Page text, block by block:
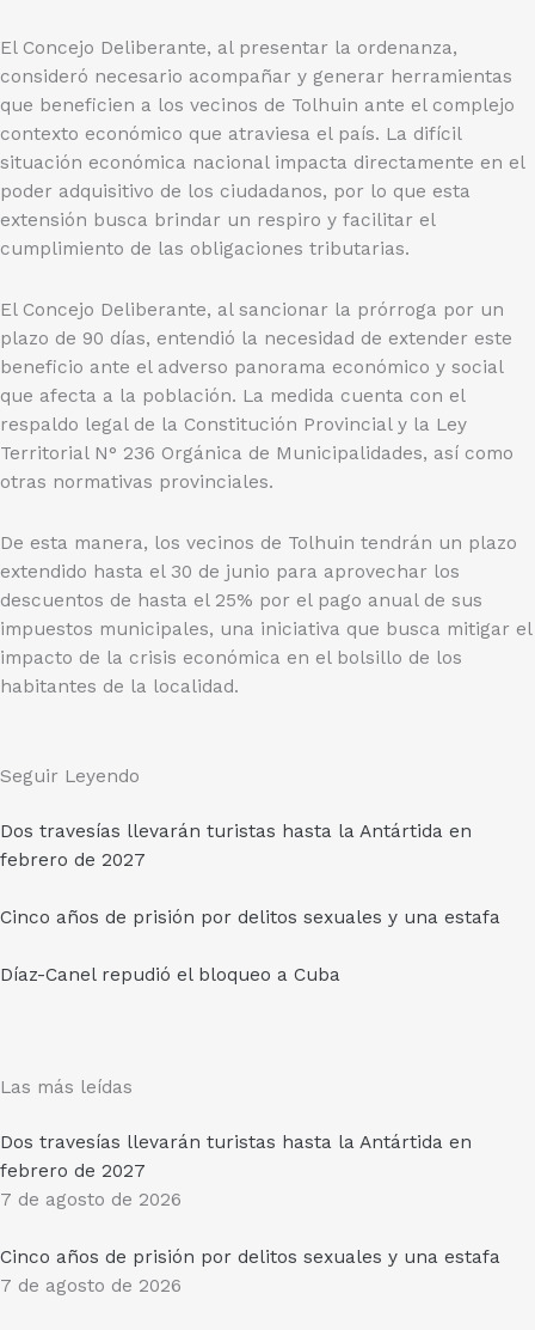
El Concejo Deliberante, al presentar la ordenanza,
consideró necesario acompañar y generar herramientas
que beneficien a los vecinos de Tolhuin ante el complejo
contexto económico que atraviesa el país. La difícil
situación económica nacional impacta directamente en el
poder adquisitivo de los ciudadanos, por lo que esta
extensión busca brindar un respiro y facilitar el
cumplimiento de las obligaciones tributarias.
El Concejo Deliberante, al sancionar la prórroga por un
plazo de 90 días, entendió la necesidad de extender este
beneficio ante el adverso panorama económico y social
que afecta a la población. La medida cuenta con el
respaldo legal de la Constitución Provincial y la Ley
Territorial N° 236 Orgánica de Municipalidades, así como
otras normativas provinciales.
De esta manera, los vecinos de Tolhuin tendrán un plazo
extendido hasta el 30 de junio para aprovechar los
descuentos de hasta el 25% por el pago anual de sus
impuestos municipales, una iniciativa que busca mitigar el
impacto de la crisis económica en el bolsillo de los
habitantes de la localidad.
Seguir Leyendo
Dos travesías llevarán turistas hasta la Antártida en
febrero de 2027
Cinco años de prisión por delitos sexuales y una estafa
Díaz-Canel repudió el bloqueo a Cuba
Las más leídas
Dos travesías llevarán turistas hasta la Antártida en
febrero de 2027
7 de agosto de 2026
Cinco años de prisión por delitos sexuales y una estafa
7 de agosto de 2026